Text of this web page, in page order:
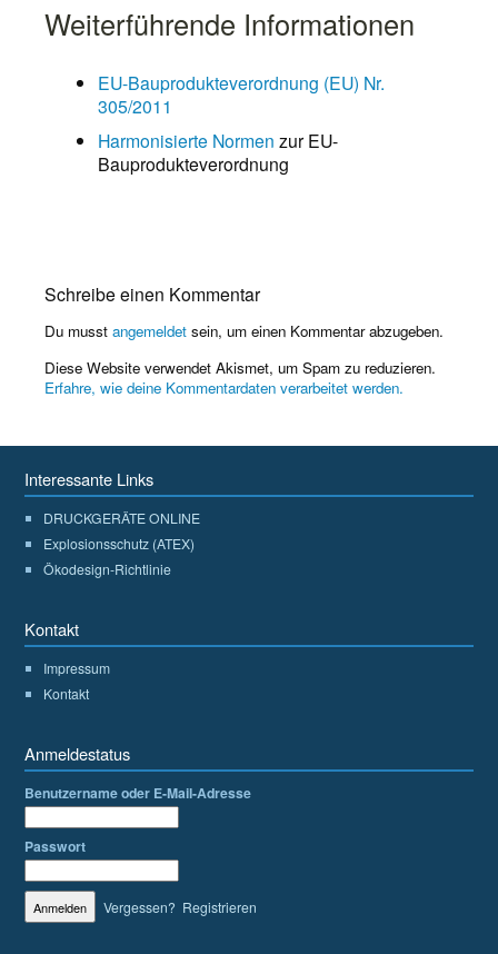
Weiterführende Informationen
EU-Bauprodukteverordnung (EU) Nr.
305/2011
Harmonisierte Normen zur EU-
Bauprodukteverordnung
Schreibe einen Kommentar
Du musst angemeldet sein, um einen Kommentar abzugeben.
Diese Website verwendet Akismet, um Spam zu reduzieren.
Erfahre, wie deine Kommentardaten verarbeitet werden.
Interessante Links
DRUCKGERÄTE ONLINE
Explosionsschutz (ATEX)
Ökodesign-Richtlinie
Kontakt
Impressum
Kontakt
Anmeldestatus
Benutzername oder E-Mail-Adresse
Passwort
Vergessen? Registrieren